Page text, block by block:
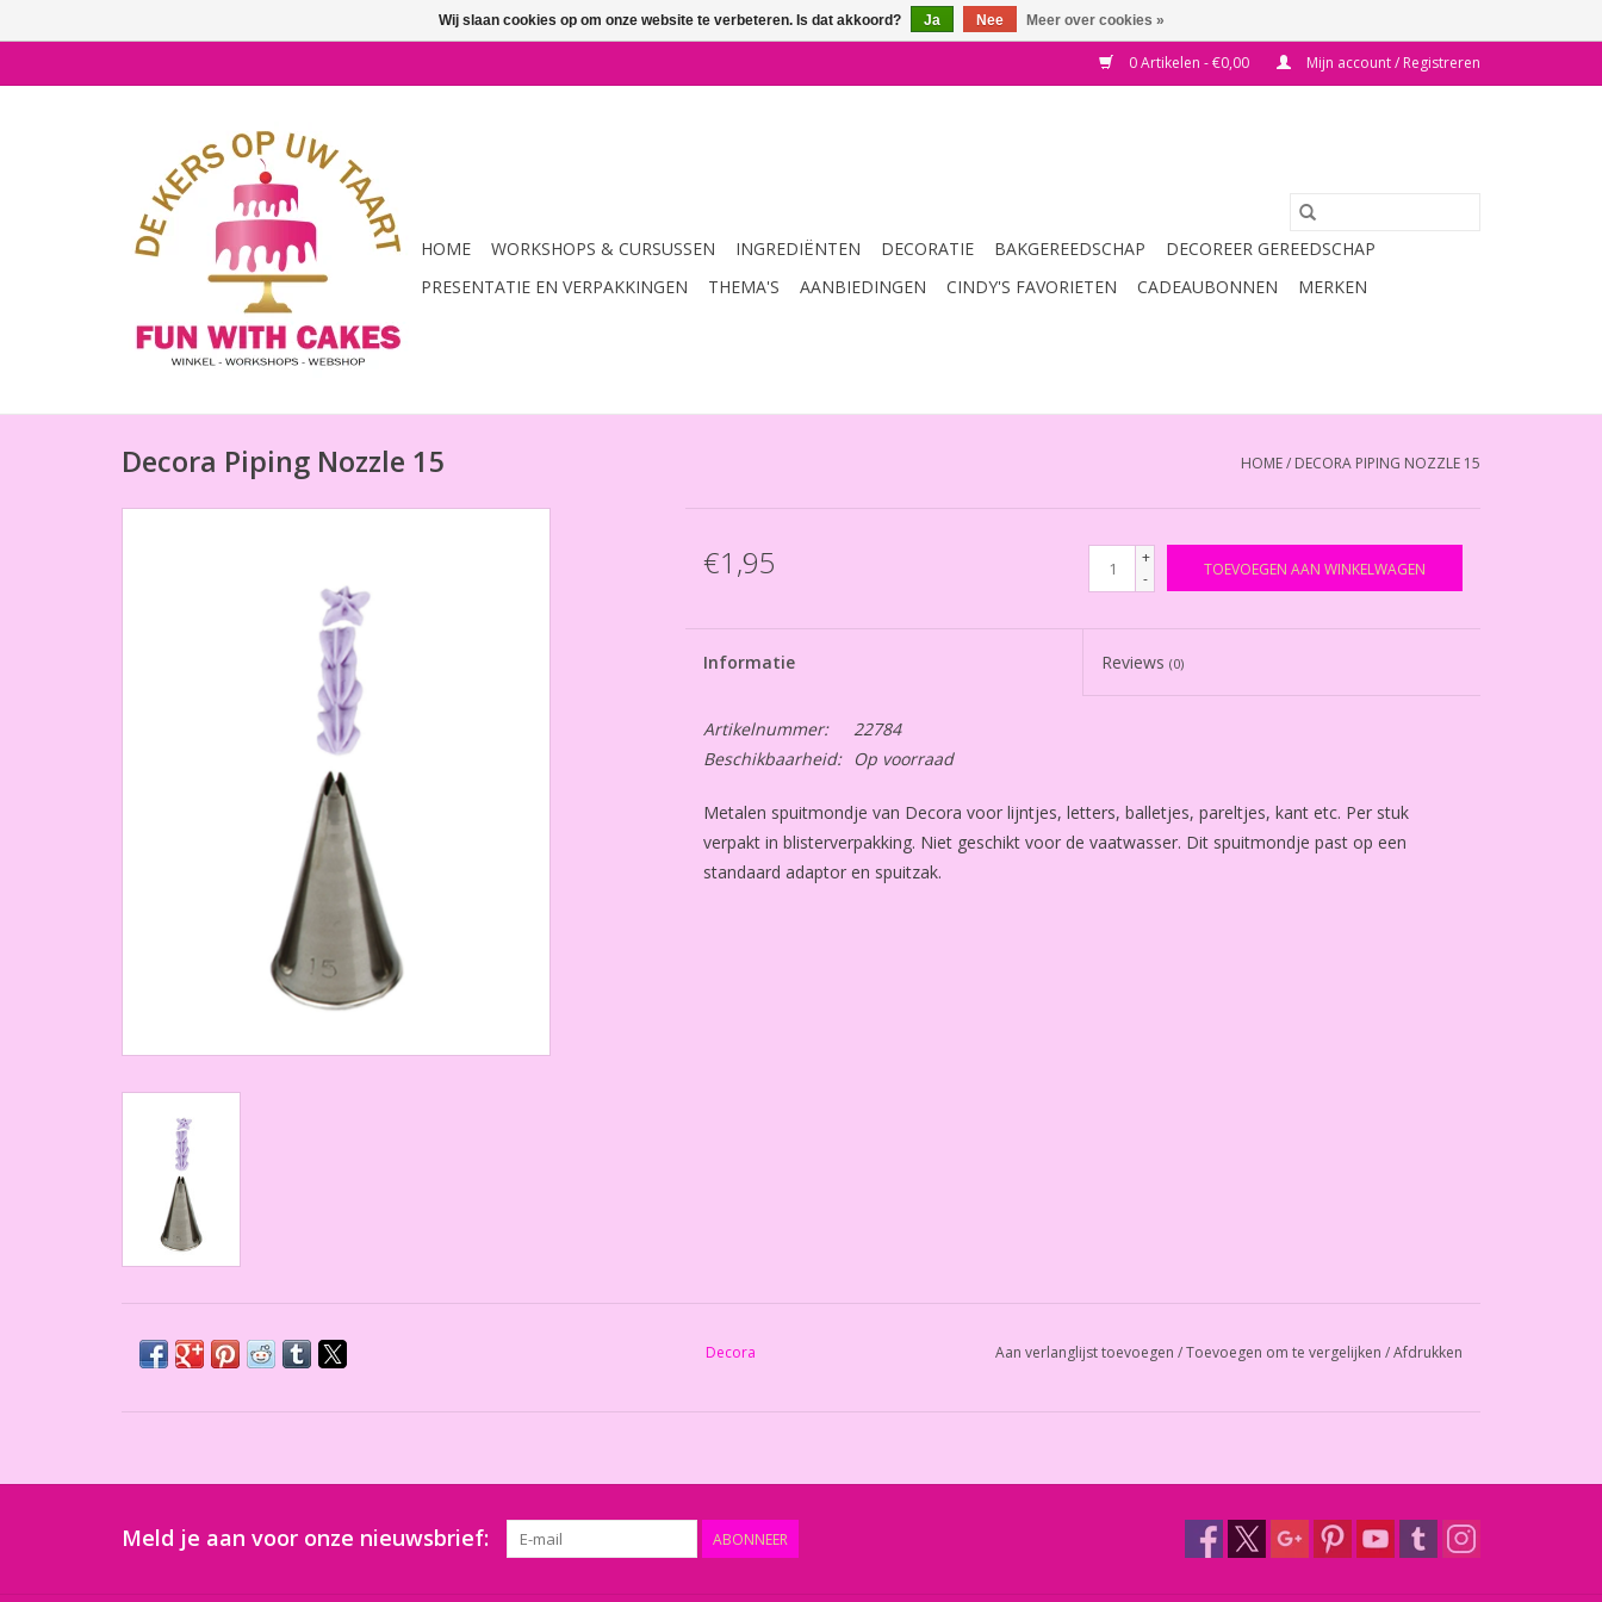
0 Artikelen - €0,00 Mijn account / Registreren
HOME WORKSHOPS & CURSUSSEN INGREDIËNTEN DECORATIE BAKGEREEDSCHAP
DECOREER GEREEDSCHAP
PRESENTATIE EN VERPAKKINGEN
THEMA'S AANBIEDINGEN CINDY'S FAVORIETEN CADEAUBONNEN MERKEN
Decora Piping Nozzle 15 HOME/ DECORA PIPING NOZZLE 15
€1,95
+
-
TOEVOEGEN AAN WINKELWAGEN
Informatie Reviews(0)
Artikelnummer:
22784
Beschikbaarheid:
Op voorraad
Metalen spuitmondje van Decora voor lijntjes, letters, balletjes, pareltjes, kant etc. Per stuk
verpakt in blisterverpakking. Niet geschikt voor de vaatwasser. Dit spuitmondje past op een
standaard adaptor en spuitzak.
Decora Aan verlanglijst toevoegen /Toevoegen om te vergelijken /Afdrukken
Meld je aan voor onze nieuwsbrief: ABONNEER
Wij slaan cookies op om onze website te verbeteren. Is dat akkoord? Ja Nee Meer over cookies »